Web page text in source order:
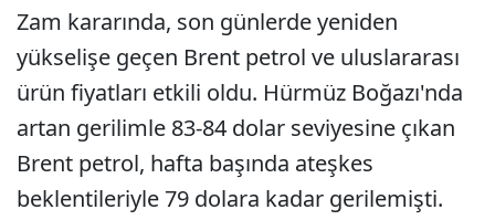
Zam kararında, son günlerde yeniden
yükselişe geçen Brent petrol ve uluslararası
ürün fiyatları etkili oldu. Hürmüz Boğazı'nda
artan gerilimle 83-84 dolar seviyesine çıkan
Brent petrol, hafta başında ateşkes
beklentileriyle 79 dolara kadar gerilemişti.